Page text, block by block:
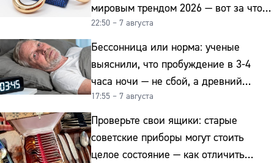
мировым трендом 2026 — вот за что
их ценят ювелиры
22:50 – 7 августа
Бессонница или норма: ученые
выяснили, что пробуждение в 3-4
часа ночи — не сбой, а древний
биологический ритм
17:55 – 7 августа
Проверьте свои ящики: старые
советские приборы могут стоить
целое состояние — как отличить